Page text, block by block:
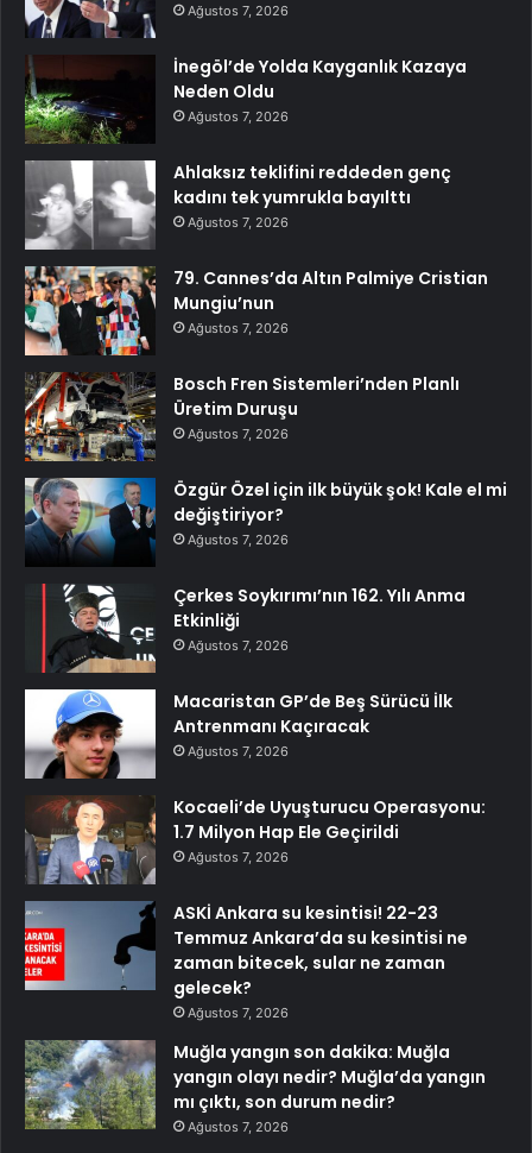
Ağustos 7, 2026
İnegöl’de Yolda Kayganlık Kazaya
Neden Oldu
Ağustos 7, 2026
Ahlaksız teklifini reddeden genç
kadını tek yumrukla bayılttı
Ağustos 7, 2026
79. Cannes’da Altın Palmiye Cristian
Mungiu’nun
Ağustos 7, 2026
Bosch Fren Sistemleri’nden Planlı
Üretim Duruşu
Ağustos 7, 2026
Özgür Özel için ilk büyük şok! Kale el mi
değiştiriyor?
Ağustos 7, 2026
Çerkes Soykırımı’nın 162. Yılı Anma
Etkinliği
Ağustos 7, 2026
Macaristan GP’de Beş Sürücü İlk
Antrenmanı Kaçıracak
Ağustos 7, 2026
Kocaeli’de Uyuşturucu Operasyonu:
1.7 Milyon Hap Ele Geçirildi
Ağustos 7, 2026
ASKİ Ankara su kesintisi! 22-23
Temmuz Ankara’da su kesintisi ne
zaman bitecek, sular ne zaman
gelecek?
Ağustos 7, 2026
Muğla yangın son dakika: Muğla
yangın olayı nedir? Muğla’da yangın
mı çıktı, son durum nedir?
Ağustos 7, 2026